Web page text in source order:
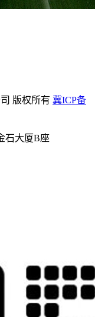
版权所有 冀ICP备
石大厦B座